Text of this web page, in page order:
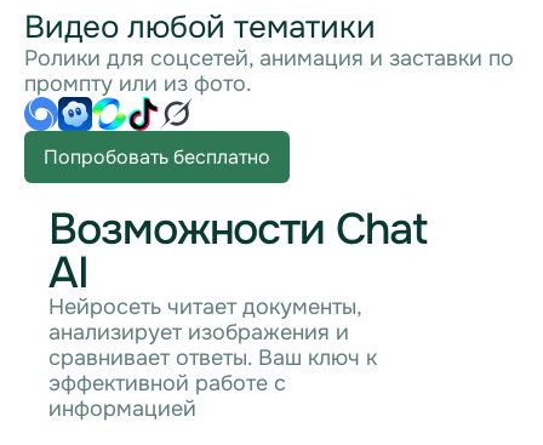
Видео любой тематики
Ролики для соцсетей, анимация и заставки по
промпту или из фото.
Попробовать бесплатно
Возможности Chat
AI
Нейросеть читает документы,
анализирует изображения и
сравнивает ответы. Ваш ключ к
эффективной работе с
информацией